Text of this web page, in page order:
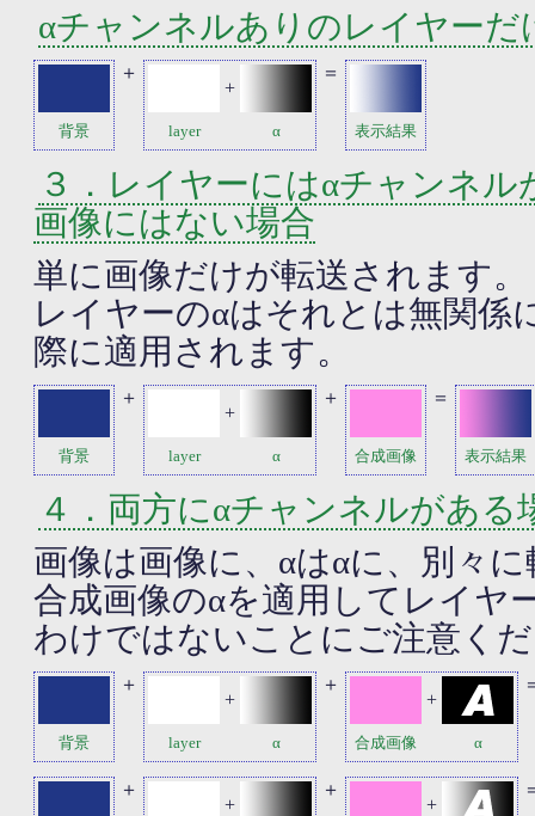
αチャンネルありのレイヤーだ
背景
＋
+
layer α
＝
表示結果
３．レイヤーにはαチャンネ
画像にはない場合
単に画像だけが転送されます。
レイヤーのαはそれとは無関係
際に適用されます。
背景
＋
+
layer α
＋
合成画像
＝
表示結果
４．両方にαチャンネルがある
画像は画像に、αはαに、別々
合成画像のαを適用してレイヤ
わけではないことにご注意く
背景
＋
+
layer α
＋
+
合成画像 α
＋
+
＋
+